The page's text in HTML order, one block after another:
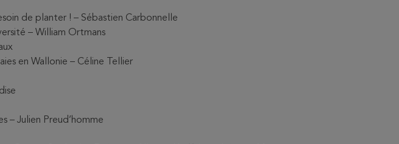
de planter ! – Sébastien Carbonnelle
– William Ortmans
en Wallonie – Céline Tellier
– Julien Preud’homme